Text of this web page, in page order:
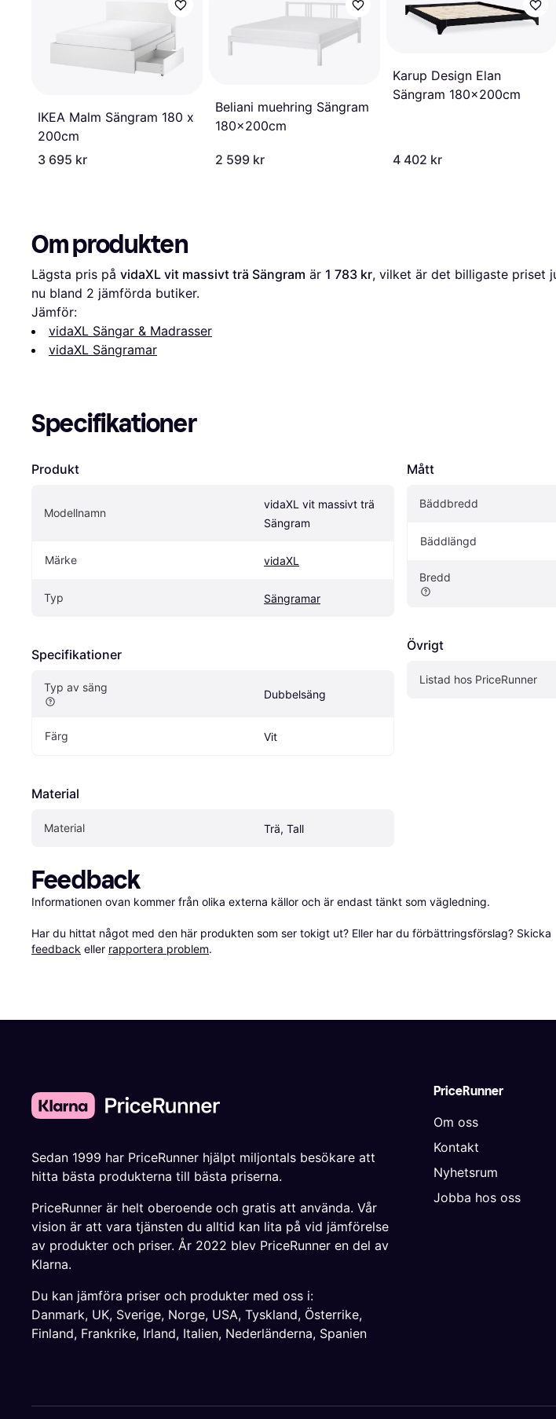
IKEA Malm Sängram 180 x
200cm
3 695 kr
Beliani muehring Sängram
180x200cm
2 599 kr
Karup Design Elan
Sängram 180x200cm
4 402 kr
Om produkten
Lägsta pris på vidaXL vit massivt trä Sängram är 1 783 kr, vilket är det billigaste priset
nu bland 2 jämförda butiker.
Jämför:
vidaXL Sängar & Madrasser
vidaXL Sängramar
Specifikationer
Produkt
Modellnamn
vidaXL vit massivt trä
Sängram
Märke vidaXL
Typ Sängramar
Specifikationer
Typ av säng
Dubbelsäng
Färg Vit
Material
Material Trä, Tall
Mått
Bäddbredd
Bäddlängd
Bredd
Övrigt
Listad hos PriceRunner
Feedback
Informationen ovan kommer från olika externa källor och är endast tänkt som vägledning.
Har du hittat något med den här produkten som ser tokigt ut? Eller har du förbättringsförslag? Skicka
feedback eller rapportera problem.
PriceRunner
Om oss
Kontakt
Nyhetsrum
Jobba hos oss
Sedan 1999 har PriceRunner hjälpt miljontals besökare att
hitta bästa produkterna till bästa priserna.
PriceRunner är helt oberoende och gratis att använda. Vår
vision är att vara tjänsten du alltid kan lita på vid jämförelse
av produkter och priser. År 2022 blev PriceRunner en del av
Klarna.
Du kan jämföra priser och produkter med oss i:
Danmark, UK, Sverige, Norge, USA, Tyskland, Österrike,
Finland, Frankrike, Irland, Italien, Nederländerna, Spanien